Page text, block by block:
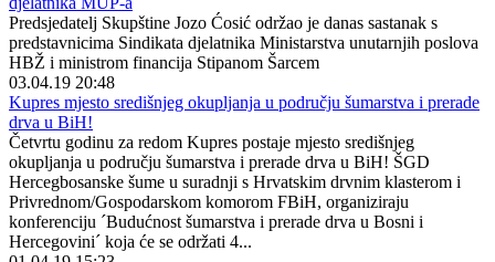
Predsjedatelj Skupštine Jozo Ćosić održao je danas sastanak s
predstavnicima Sindikata djelatnika Ministarstva unutarnjih poslova
HBŽ i ministrom financija Stipanom Šarcem
03.04.19 20:48
Kupres mjesto središnjeg okupljanja u području šumarstva i prerade
drva u BiH!
Četvrtu godinu za redom Kupres postaje mjesto središnjeg
okupljanja u području šumarstva i prerade drva u BiH! ŠGD
Hercegbosanske šume u suradnji s Hrvatskim drvnim klasterom i
Privrednom/Gospodarskom komorom FBiH, organiziraju
konferenciju ´Budućnost šumarstva i prerade drva u Bosni i
Hercegovini´ koja će se održati 4...